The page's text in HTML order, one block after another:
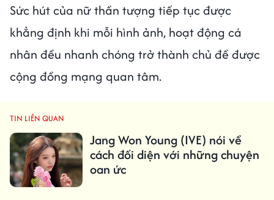
Sức hút của nữ thần tượng tiếp tục được
khẳng định khi mỗi hình ảnh, hoạt động cá
nhân đều nhanh chóng trở thành chủ đề được
cộng đồng mạng quan tâm.
TIN LIÊN QUAN
Jang Won Young (IVE) nói về
cách đối diện với những chuyện
oan ức